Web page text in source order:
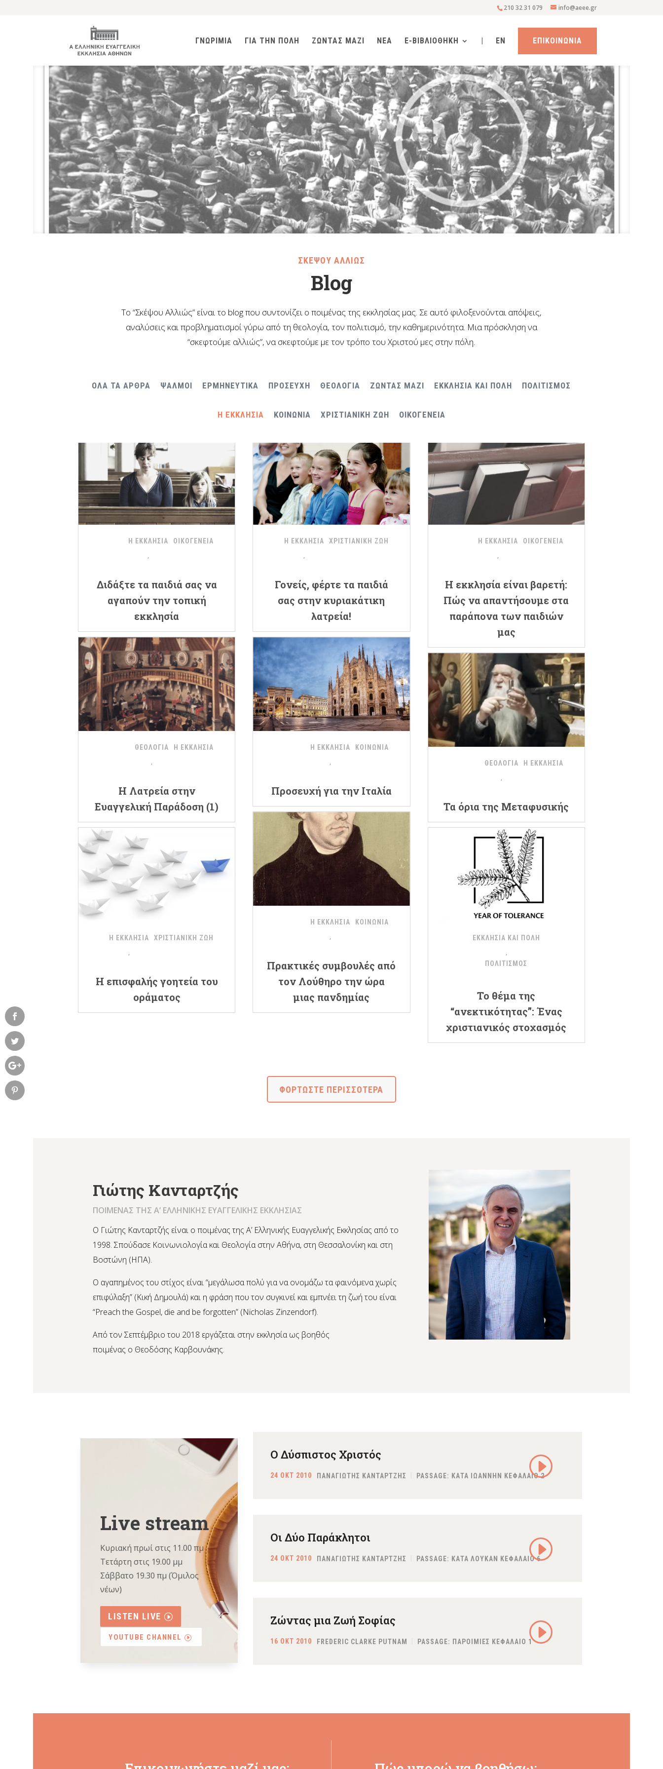
210 32 31 079 info@aeee.gr
ΓΝΩΡΙΜΙΑ ΓΙΑ ΤΗΝ ΠΟΛΗ ΖΩΝΤΑΣ ΜΑΖΙ ΝΕΑ E-ΒΙΒΛΙΟΘΗΚΗ | EN ΕΠΙΚΟΙΝΩΝΙΑ
ΣΚΕΨΟΥ ΑΛΛΙΩΣ
Blog
Το “Σκέψου Αλλιώς” είναι το blog που συντονίζει ο ποιμένας της εκκλησίας μας. Σε αυτό φιλοξενούνται απόψεις,
αναλύσεις και προβληματισμοί γύρω από τη θεολογία, τον πολιτισμό, την καθημερινότητα. Μια πρόσκληση να
“σκεφτούμε αλλιώς”, να σκεφτούμε με τον τρόπο του Χριστού μες στην πόλη.
ΟΛΑ ΤΑ ΑΡΘΡΑ ΨΑΛΜΟΙ ΕΡΜΗΝΕΥΤΙΚΑ ΠΡΟΣΕΥΧΗ ΘΕΟΛΟΓΙΑ ΖΩΝΤΑΣ ΜΑΖΙ ΕΚΚΛΗΣΙΑ ΚΑΙ ΠΟΛΗ ΠΟΛΙΤΙΣΜΟΣ
Η ΕΚΚΛΗΣΙΑ ΚΟΙΝΩΝΙΑ ΧΡΙΣΤΙΑΝΙΚΗ ΖΩΗ ΟΙΚΟΓΕΝΕΙΑ
Η ΕΚΚΛΗΣΙΑ ΟΙΚΟΓΕΝΕΙΑ
Διδάξτε τα παιδιά σας να
αγαπούν την τοπική
εκκλησία
Η ΕΚΚΛΗΣΙΑ ΧΡΙΣΤΙΑΝΙΚΗ ΖΩΗ
Γονείς, φέρτε τα παιδιά
σας στην κυριακάτικη
λατρεία!
Η ΕΚΚΛΗΣΙΑ ΟΙΚΟΓΕΝΕΙΑ
Η εκκλησία είναι βαρετή:
Πώς να απαντήσουμε στα
παράπονα των παιδιών
μας
ΘΕΟΛΟΓΙΑ Η ΕΚΚΛΗΣΙΑ
H Λατρεία στην
Ευαγγελική Παράδοση (1)
Η ΕΚΚΛΗΣΙΑ ΚΟΙΝΩΝΙΑ
Προσευχή για την Ιταλία
ΘΕΟΛΟΓΙΑ Η ΕΚΚΛΗΣΙΑ
Τα όρια της Μεταφυσικής
Η ΕΚΚΛΗΣΙΑ ΚΟΙΝΩΝΙΑ
Πρακτικές συμβουλές από
τον Λούθηρο την ώρα
μιας πανδημίας
Η ΕΚΚΛΗΣΙΑ ΧΡΙΣΤΙΑΝΙΚΗ ΖΩΗ
Η επισφαλής γοητεία του
οράματος
ΕΚΚΛΗΣΙΑ ΚΑΙ ΠΟΛΗ
ΠΟΛΙΤΙΣΜΟΣ
Το θέμα της
“ανεκτικότητας”: Ένας
χριστιανικός στοχασμός
ΦΟΡΤΩΣΤΕ ΠΕΡΙΣΣΟΤΕΡΑ
Γιώτης Κανταρτζής
ΠΟΙΜΕΝΑΣ ΤΗΣ Α’ ΕΛΛΗΝΙΚΗΣ ΕΥΑΓΓΕΛΙΚΗΣ ΕΚΚΛΗΣΙΑΣ
Ο Γιώτης Κανταρτζής είναι ο ποιμένας της Α’ Ελληνικής Ευαγγελικής Εκκλησίας από το
1998. Σπούδασε Κοινωνιολογία και Θεολογία στην Αθήνα, στη Θεσσαλονίκη και στη
Βοστώνη (ΗΠΑ).
Ο αγαπημένος του στίχος είναι “μεγάλωσα πολύ για να ονομάζω τα φαινόμενα χωρίς
επιφύλαξη” (Κική Δημουλά) και η φράση που τον συγκινεί και εμπνέει τη ζωή του είναι
“Preach the Gospel, die and be forgotten” (Nicholas Zinzendorf).
Από τον Σεπτέμβριο του 2018 εργάζεται στην εκκλησία ως βοηθός
ποιμένας ο Θεοδόσης Καρβουνάκης.
Live stream
Κυριακή πρωί στις 11.00 πμ
Τετάρτη στις 19.00 μμ
Σάββατο 19.30 πμ (Όμιλος
νέων)
LISTEN LIVE
YOUTUBE CHANNEL
Ο Δύσπιστος Χριστός
24 ΟΚΤ 2010 ΠΑΝΑΓΙΩΤΗΣ ΚΑΝΤΑΡΤΖΗΣ PASSAGE: ΚΑΤΑ ΙΩΑΝΝΗΝ ΚΕΦΑΛΑΙΟ 2
Οι Δύο Παράκλητοι
24 ΟΚΤ 2010 ΠΑΝΑΓΙΩΤΗΣ ΚΑΝΤΑΡΤΖΗΣ PASSAGE: ΚΑΤΑ ΛΟΥΚΑΝ ΚΕΦΑΛΑΙΟ 6
Ζώντας μια Ζωή Σοφίας
16 ΟΚΤ 2010 FREDERIC CLARKE PUTNAM PASSAGE: ΠΑΡΟΙΜΙΕΣ ΚΕΦΑΛΑΙΟ 1